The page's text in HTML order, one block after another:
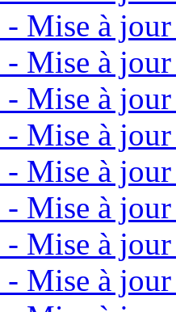
Mise à
Mise à
Mise à
Mise à
Mise à
Mise à
Mise à
Mise à